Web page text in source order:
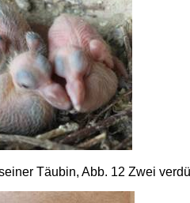
Täubin, Abb. 12 Zwei